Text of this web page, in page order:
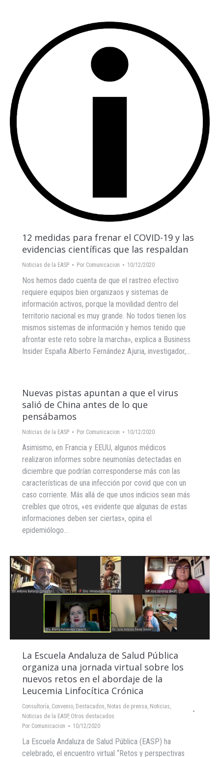
12 medidas para frenar el COVID-19 y las
evidencias científicas que las respaldan
Noticias de la EASP Por Comunicacion 10/12/2020
Nos hemos dado cuenta de que el rastreo efectivo
requiere equipos bien organizaos y sistemas de
información activos, porque la movilidad dentro del
territorio nacional es muy grande. No todos tienen los
mismos sistemas de información y hemos tenido que
afrontar este reto sobre la marcha», explica a Business
Insider España Alberto Fernández Ajuria, investigador,…
Nuevas pistas apuntan a que el virus
salió de China antes de lo que
pensábamos
Noticias de la EASP Por Comunicacion 10/12/2020
Asimismo, en Francia y EEUU, algunos médicos
realizaron informes sobre neumonías detectadas en
diciembre que podrían corresponderse más con las
características de una infección por covid que con un
caso corriente. Más allá de que unos indicios sean más
creíbles que otros, «es evidente que algunas de estas
informaciones deben ser ciertas», opina el
epidemiólogo…
La Escuela Andaluza de Salud Pública
organiza una jornada virtual sobre los
nuevos retos en el abordaje de la
Leucemia Linfocítica Crónica
Consultoría Convenio Destacados Notas de prensa Noticias
Noticias de la EASP, Otros destacados
Por Comunicacion 10/12/2020
La Escuela Andaluza de Salud Pública (EASP) ha
celebrado, el encuentro virtual “Retos y perspectivas